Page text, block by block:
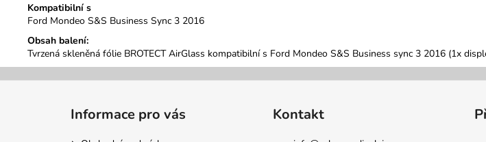
Kompatibilní s
Ford Mondeo S&S Business Sync 3 2016
Obsah balení:
Tvrzená skleněná fólie BROTECT AirGlass kompatibilní s Ford Mondeo S&S Business sync 3 2016 (1x
Informace pro vás Kontakt